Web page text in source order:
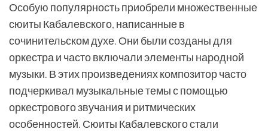
Особую популярность приобрели множественные
сюиты Кабалевского, написанные в
сочинительском духе. Они были созданы для
оркестра и часто включали элементы народной
музыки. В этих произведениях композитор часто
подчеркивал музыкальные темы с помощью
оркестрового звучания и ритмических
особенностей. Сюиты Кабалевского стали